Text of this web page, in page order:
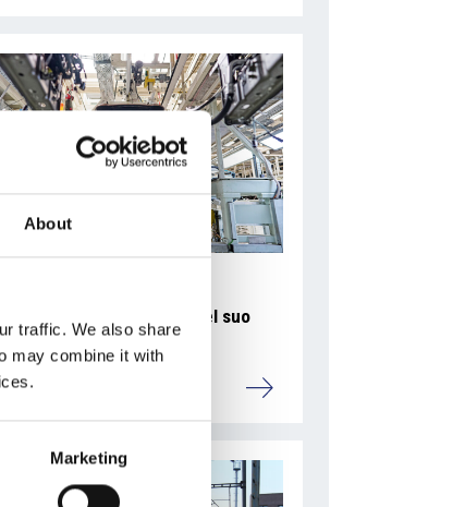
About
traffic. We also share
may combine it with
Marketing
avvia la produzione del suo
Peaq
Repubblica Ceca